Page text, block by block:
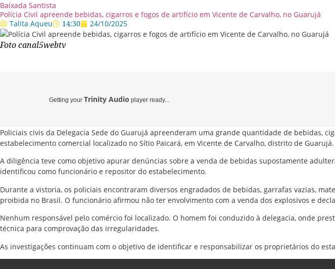
Baixada Santista
Polícia Civil apreende bebidas, cigarros e fogos de artifício em Vicente de Carvalho, no Guarujá
Talita Aqueu
14:30 24/10/2025
Foto canal5webtv
Getting your Trinity Audio player ready...
Policiais civis da Delegacia Sede do Guarujá apreenderam uma grande quantidade de bebidas,
estabelecimento comercial localizado no Sítio Paicará, em Vicente de Carvalho, distrito de
A diligência teve como objetivo apurar denúncias sobre a venda de bebidas supostamente
identificou como funcionário e repositor do estabelecimento.
Durante a vistoria, os policiais encontraram diversos engradados de bebidas, garrafas vazias,
proibida no Brasil. O funcionário afirmou não ter envolvimento com a venda dos explosivos e
Nenhum responsável pelo comércio foi localizado. O homem foi conduzido à delegacia, onde
técnica para comprovação das irregularidades.
As investigações continuam com o objetivo de identificar e responsabilizar os proprietários do